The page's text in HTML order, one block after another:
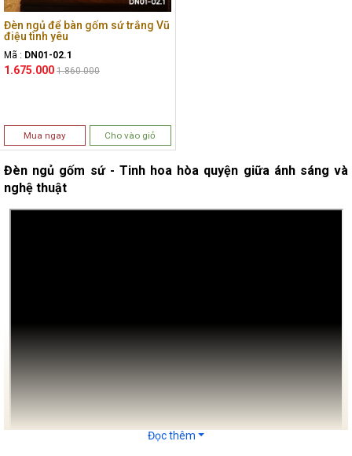
Đèn ngủ để bàn gốm sứ trắng Vũ
điệu tình yêu
Mã : DN01-02.1
1.675.000 1.860.000
Mua ngay Cho vào giỏ
Đèn ngủ gốm sứ - Tinh hoa hòa quyện giữa ánh sáng và
nghệ thuật
Đọc thêm